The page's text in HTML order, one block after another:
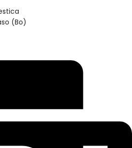
(Bo)